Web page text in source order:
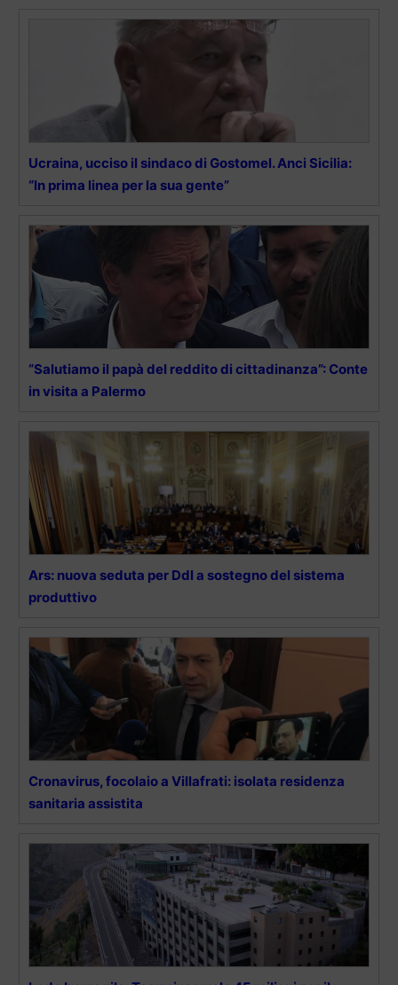
Ucraina, ucciso il sindaco di Gostomel. Anci Sicilia:
“In prima linea per la sua gente”
“Salutiamo il papà del reddito di cittadinanza”: Conte
in visita a Palermo
Ars: nuova seduta per Ddl a sostegno del sistema
produttivo
Cronavirus, focolaio a Villafrati: isolata residenza
sanitaria assistita